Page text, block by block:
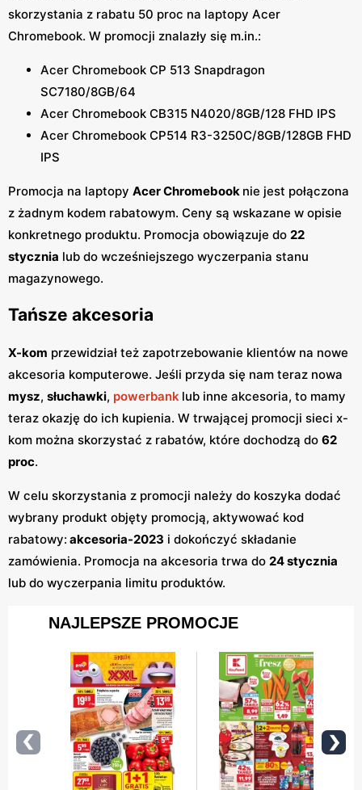
skorzystania z rabatu 50 proc na laptopy Acer
Chromebook. W promocji znalazły się m.in.:
Acer Chromebook CP 513 Snapdragon
SC7180/8GB/64
Acer Chromebook CB315 N4020/8GB/128 FHD IPS
Acer Chromebook CP514 R3-3250C/8GB/128GB FHD
IPS
Promocja na laptopy Acer Chromebook nie jest połączona
z żadnym kodem rabatowym. Ceny są wskazane w opisie
konkretnego produktu. Promocja obowiązuje do 22
stycznia lub do wcześniejszego wyczerpania stanu
magazynowego.
Tańsze akcesoria
X-kom przewidział też zapotrzebowanie klientów na nowe
akcesoria komputerowe. Jeśli przyda się nam teraz nowa
mysz, słuchawki, powerbank lub inne akcesoria, to mamy
teraz okazję do ich kupienia. W trwającej promocji sieci x-
kom można skorzystać z rabatów, które dochodzą do 62
proc.
W celu skorzystania z promocji należy do koszyka dodać
wybrany produkt objęty promocją, aktywować kod
rabatowy: akcesoria-2023 i dokończyć składanie
zamówienia. Promocja na akcesoria trwa do 24 stycznia
lub do wyczerpania limitu produktów.